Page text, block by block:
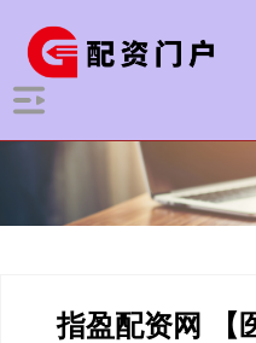
指盈配资网 【